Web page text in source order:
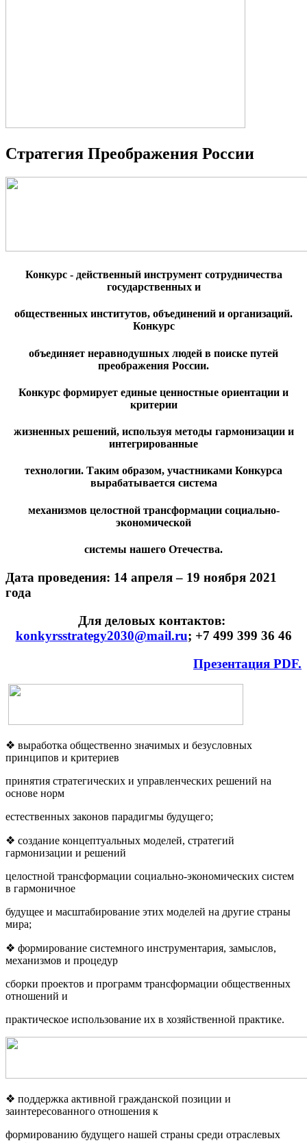
Стратегия Преображения России
Конкурс - действенный инструмент сотрудничества
государственных и
общественных институтов, объединений и организаций.
Конкурс
объединяет неравнодушных людей в поиске путей
преображения России.
Конкурс формирует единые ценностные ориентации и
критерии
жизненных решений, используя методы гармонизации и
интегрированные
технологии. Таким образом, участниками Конкурса
вырабатывается система
механизмов целостной трансформации социально-
экономической
системы нашего Отечества.
Дата проведения: 14 апреля – 19 ноября 2021
года
Для деловых контактов:
konkyrsstrategy2030@mail.ru; +7 499 399 36 46
Презентация PDF.
❖ выработка общественно значимых и безусловных
принципов и критериев
принятия стратегических и управленческих решений на
основе норм
естественных законов парадигмы будущего;
❖ создание концептуальных моделей, стратегий
гармонизации и решений
целостной трансформации социально-экономических систем
в гармоничное
будущее и масштабирование этих моделей на другие страны
мира;
❖ формирование системного инструментария, замыслов,
механизмов и процедур
сборки проектов и программ трансформации общественных
отношений и
практическое использование их в хозяйственной практике.
❖ поддержка активной гражданской позиции и
заинтересованного отношения к
формированию будущего нашей страны среди отраслевых